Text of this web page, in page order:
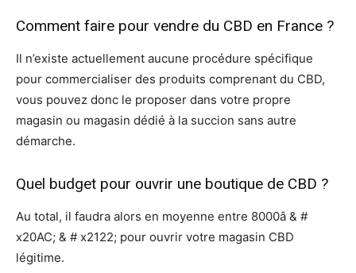
Comment faire pour vendre du CBD en France ?
Il n’existe actuellement aucune procédure spécifique
pour commercialiser des produits comprenant du CBD,
vous pouvez donc le proposer dans votre propre
magasin ou magasin dédié à la succion sans autre
démarche.
Quel budget pour ouvrir une boutique de CBD ?
Au total, il faudra alors en moyenne entre 8000â & #
x20AC; & # x2122; pour ouvrir votre magasin CBD
légitime.